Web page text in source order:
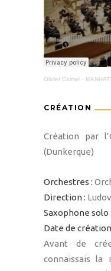
Olivier Calmel ·
CRÉATION
Création par
(Dunkerque)
Orchestres :
Direction :
Saxophone solo :
Date de
Avant de
connaissais la